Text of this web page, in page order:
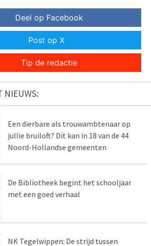
Deel op Facebook
Post op X
Tip de redactie
NIEUWS:
Een dierbare als trouwambtenaar op
jullie bruiloft? Dit kan in 18 van de 44
Noord-Hollandse gemeenten
De Bibliotheek begint het schooljaar
met een goed verhaal
NK Tegelwippen: De strijd tussen